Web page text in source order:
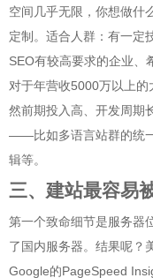
空间几乎无限，你想做什
定制。适合人群：有一定
SEO有较高要求的企业、
对于年营收5000万以上
然前期投入高、开发周期
——比如多语言站群的统
辑等。
三、建站最容易
第一个致命细节是服务器
了国内服务器。结果呢？
Google的PageSpeed